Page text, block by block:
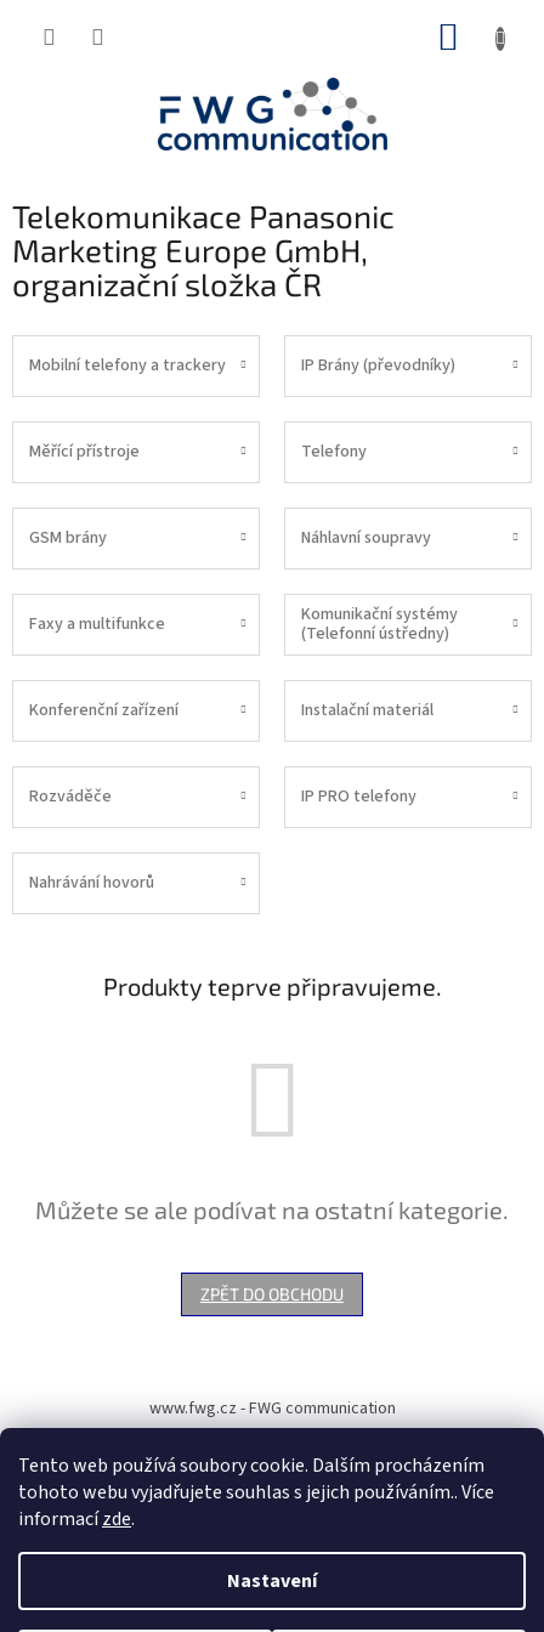
Tento web používá soubory cookie. Dalším procházením
tohoto webu vyjadřujete souhlas s jejich používáním.. Více
informacízde.
Nastavení
Telekomunikace Panasonic
Marketing Europe GmbH,
organizační složka ČR
Mobilní telefony a trackery IP Brány (převodníky)
Měřící přístroje Telefony
GSM brány Náhlavní soupravy
Faxy a multifunkce
Komunikační systémy
(Telefonní ústředny)
Konferenční zařízení Instalační materiál
Rozváděče IP PRO telefony
Nahrávání hovorů
Produkty teprve připravujeme.
Můžete se ale podívat na ostatní kategorie.
ZPĚT DO OBCHODU
p
www.fwg.cz - FWG communication